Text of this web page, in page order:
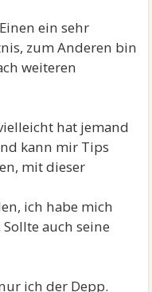
ein sehr
zum Anderen bin
weiteren
hat jemand
kann mir Tips
mit dieser
ich habe mich
auch seine
ich der Depp.